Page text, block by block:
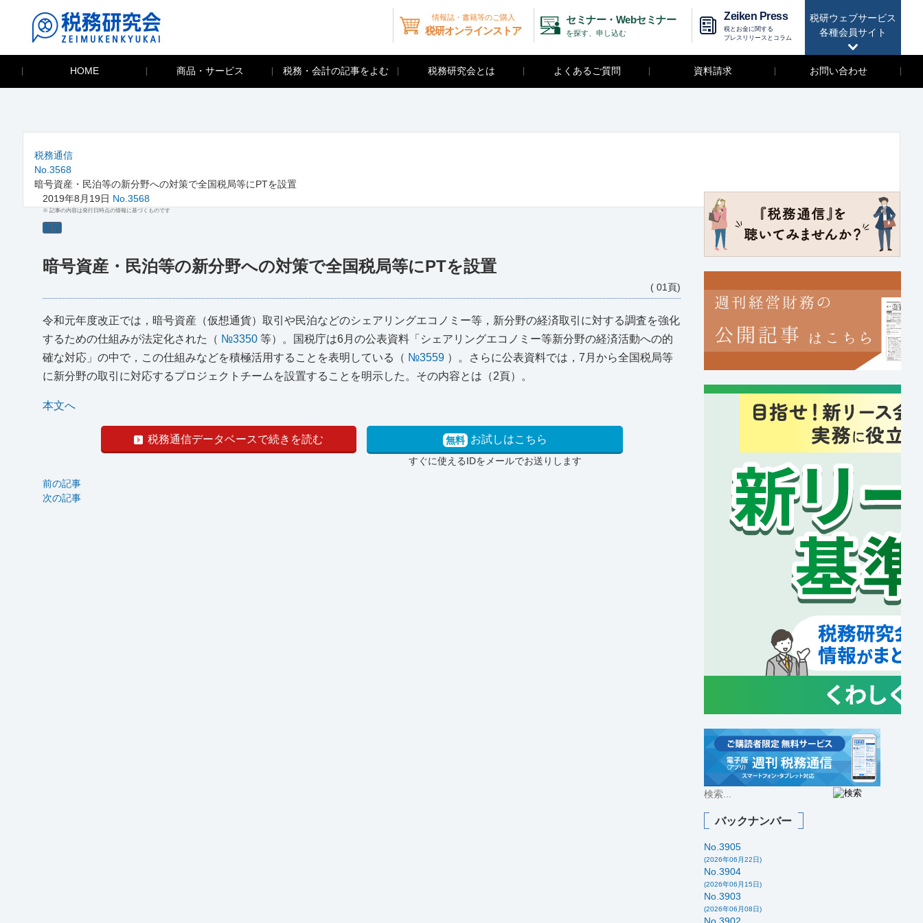
税研ウェブサービス
各種会員サイト
情報誌・書籍等のご購入
税研オンラインストア
セミナー・Webセミナー
を探す、申し込む
Zeiken Press
税とお金に関する
プレスリリースとコラム
HOME 商品・サービス 税務・会計の記事をよむ 税務研究会とは よくあるご質問 資料請求 お問い合わせ
税務通信
No.3568
暗号資産・民泊等の新分野への対策で全国税局等にPTを設置
2019年8月19日 No.3568
※ 記事の内容は発行日時点の情報に基づくものです
展望
暗号資産・民泊等の新分野への対策で全国税局等にPTを設置
( 01頁)
令和元年度改正では，暗号資産（仮想通貨）取引や民泊などのシェアリングエコノミー等，新分野の経済取引に対する調査を強化
するための仕組みが法定化された（ №3350 等）。国税庁は6月の公表資料「シェアリングエコノミー等新分野の経済活動への的
確な対応」の中で，この仕組みなどを積極活用することを表明している（ №3559 ）。さらに公表資料では，7月から全国税局等
に新分野の取引に対応するプロジェクトチームを設置することを明示した。その内容とは（2頁）。
本文へ
税務通信データベースで続きを読む 無料 お試しはこちら
すぐに使えるIDをメールでお送りします
前の記事
次の記事
バックナンバー
No.3905
(2026年06月22日)
No.3904
(2026年06月15日)
No.3903
(2026年06月08日)